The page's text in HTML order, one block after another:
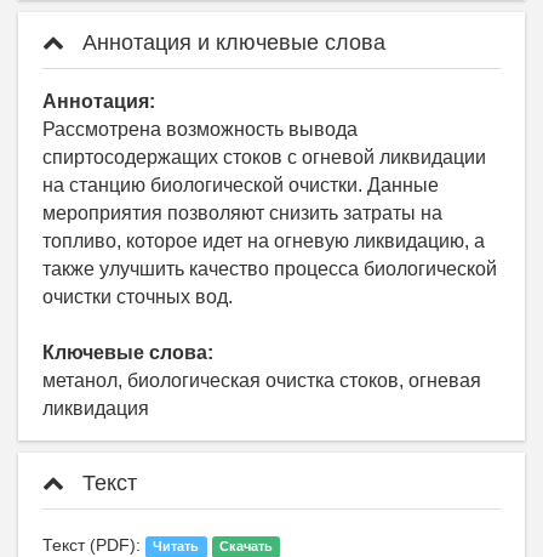
Аннотация и ключевые слова
Аннотация:
Рассмотрена возможность вывода
спиртосодержащих стоков с огневой ликвидации
на станцию биологической очистки. Данные
мероприятия позволяют снизить затраты на
топливо, которое идет на огневую ликвидацию, а
также улучшить качество процесса биологической
очистки сточных вод.
Ключевые слова:
метанол, биологическая очистка стоков, огневая
ликвидация
Текст
Текст (PDF): Читать Скачать